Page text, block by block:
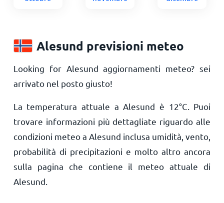
Alesund previsioni meteo
Looking for Alesund aggiornamenti meteo? sei
arrivato nel posto giusto!
La temperatura attuale a Alesund è 12°C . Puoi
trovare informazioni più dettagliate riguardo alle
condizioni meteo a Alesund inclusa umidità, vento,
probabilità di precipitazioni e molto altro ancora
sulla pagina che contiene il meteo attuale di
Alesund.